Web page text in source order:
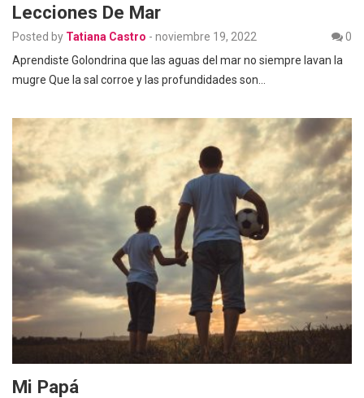
Lecciones De Mar
Posted by Tatiana Castro - noviembre 19, 2022
0
Aprendiste Golondrina que las aguas del mar no siempre lavan la
mugre Que la sal corroe y las profundidades son…
Mi Papá